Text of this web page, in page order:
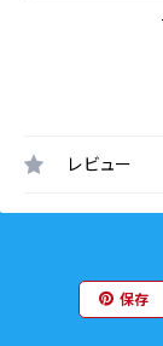
レビュー
保存